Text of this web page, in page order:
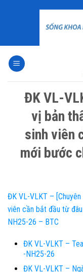
ĐK VL-
vị bản
sinh viên
mới bước
ĐK VL-VLKT –
viên cần bắt đầu từ
NH25-26 – BTC
ĐK VL-VLKT –
-NH25-26
ĐK VL-VLKT –